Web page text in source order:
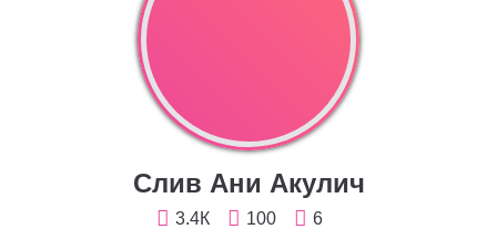
Слив Ани Акулич
3.4К 100
6